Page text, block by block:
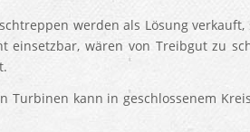
werden als Lösung verkauft,
einsetzbar, wären von Treibgut zu
Turbinen kann in geschlossenem